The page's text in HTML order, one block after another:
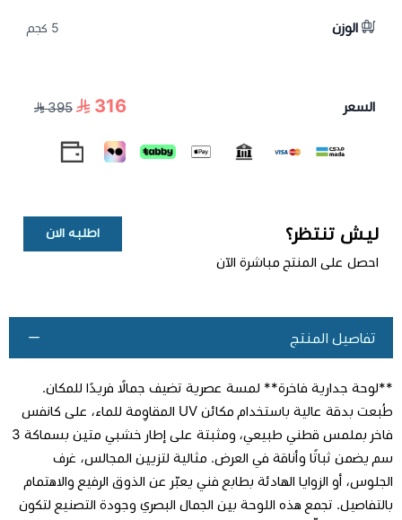
الوزن 5 كجم
السعر 316
395
ليش تنتظر؟
احصل على المنتج مباشرة الآن
اطلبه الان
اطلب المنتج
تفاصيل المنتج
**لوحة جدارية فاخرة** لمسة عصرية تضيف جمالًا فريدًا للمكان.
طُبعت بدقة عالية باستخدام مكائن UV المقاوِمة للماء، على كانفس
فاخر بملمس قطني طبيعي، ومثبتة على إطار خشبي متين بسماكة 3
سم يضمن ثباتًا وأناقة في العرض. مثالية لتزيين المجالس، غرف
الجلوس، أو الزوايا الهادئة بطابع فني يعبّر عن الذوق الرفيع والاهتمام
بالتفاصيل. تجمع هذه اللوحة بين الجمال البصري وجودة التصنيع لتكون